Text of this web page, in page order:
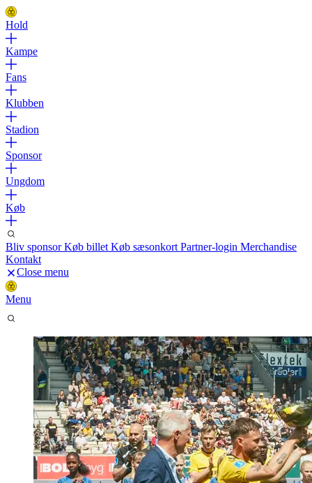
Hold
Kampe
Fans
Klubben
Stadion
Sponsor
Ungdom
Køb
Bliv sponsorKøb billet Køb sæsonkort Partner-login Merchandise
Kontakt
Close menu
Menu